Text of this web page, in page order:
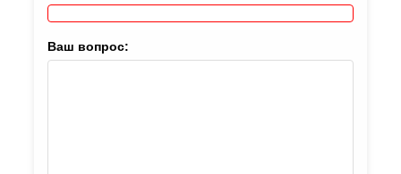
Ваш вопрос: